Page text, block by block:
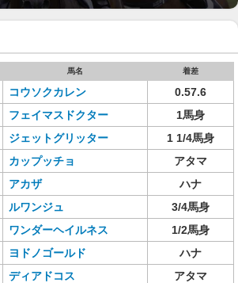
馬名 着差
コウソクカレン
0.57.6
フェイマスドクター
1馬身
ジェットグリッター
1 1/4馬身
カップッチョ
アタマ
アカザ
ハナ
ルワンジュ
3/4馬身
ワンダーヘイルネス
1/2馬身
ヨドノゴールド
ハナ
ディアドコス
アタマ